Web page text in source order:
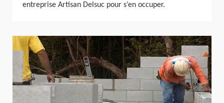
entreprise Artisan Delsuc pour s’en occuper.